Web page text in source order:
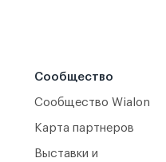
Сообщество
Сообщество Wialon
Карта партнеров
Выставки и